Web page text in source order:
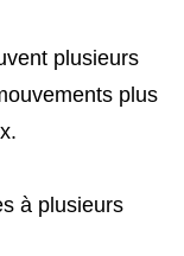
plusieurs
plus
à plusieurs